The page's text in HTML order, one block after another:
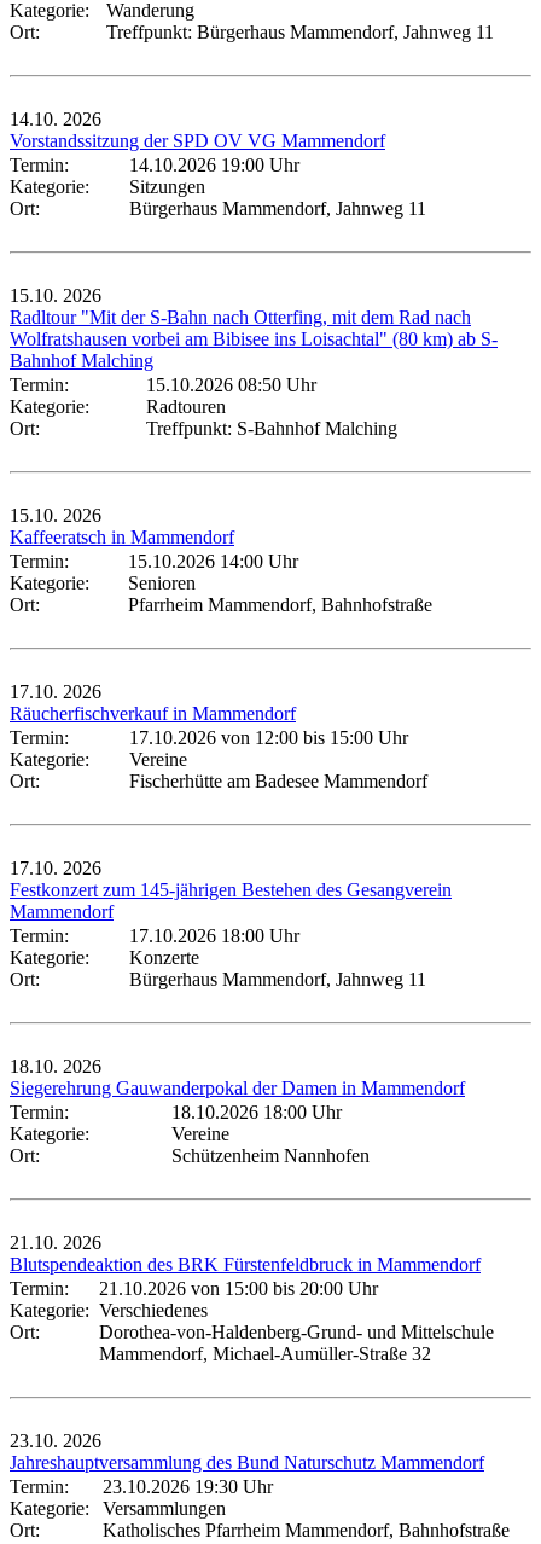
Kategorie:
Wanderung
Ort:
Treffpunkt: Bürgerhaus Mammendorf, Jahnweg 11
14.10. 2026
Vorstandssitzung der SPD OV VG Mammendorf
Termin:
14.10.2026 19:00 Uhr
Kategorie:
Sitzungen
Ort:
Bürgerhaus Mammendorf, Jahnweg 11
15.10. 2026
Radltour "Mit der S-Bahn nach Otterfing, mit dem Rad nach
Wolfratshausen vorbei am Bibisee ins Loisachtal" (80 km) ab S-
Bahnhof Malching
Termin:
15.10.2026 08:50 Uhr
Kategorie:
Radtouren
Ort:
Treffpunkt: S-Bahnhof Malching
15.10. 2026
Kaffeeratsch in Mammendorf
Termin:
15.10.2026 14:00 Uhr
Kategorie:
Senioren
Ort:
Pfarrheim Mammendorf, Bahnhofstraße
17.10. 2026
Räucherfischverkauf in Mammendorf
Termin:
17.10.2026 von 12:00 bis 15:00 Uhr
Kategorie:
Vereine
Ort:
Fischerhütte am Badesee Mammendorf
17.10. 2026
Festkonzert zum 145-jährigen Bestehen des Gesangverein
Mammendorf
Termin:
17.10.2026 18:00 Uhr
Kategorie:
Konzerte
Ort:
Bürgerhaus Mammendorf, Jahnweg 11
18.10. 2026
Siegerehrung Gauwanderpokal der Damen in Mammendorf
Termin:
18.10.2026 18:00 Uhr
Kategorie:
Vereine
Ort:
Schützenheim Nannhofen
21.10. 2026
Blutspendeaktion des BRK Fürstenfeldbruck in Mammendorf
Termin:
21.10.2026 von 15:00 bis 20:00 Uhr
Kategorie: Verschiedenes
Ort:
Dorothea-von-Haldenberg-Grund- und Mittelschule
Mammendorf, Michael-Aumüller-Straße 32
23.10. 2026
Jahreshauptversammlung des Bund Naturschutz Mammendorf
Termin:
23.10.2026 19:30 Uhr
Kategorie:
Versammlungen
Ort:
Katholisches Pfarrheim Mammendorf, Bahnhofstraße